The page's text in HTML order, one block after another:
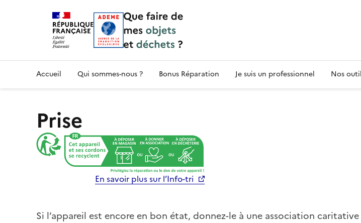
Accueil — Que Faire de mes objets & déchets
Accueil Qui sommes-nous ? Bonus Réparation Je suis un professionnel Nos
Prise
En savoir plus sur l’Info-tri
Si l’appareil est encore en bon état, donnez-le à une association